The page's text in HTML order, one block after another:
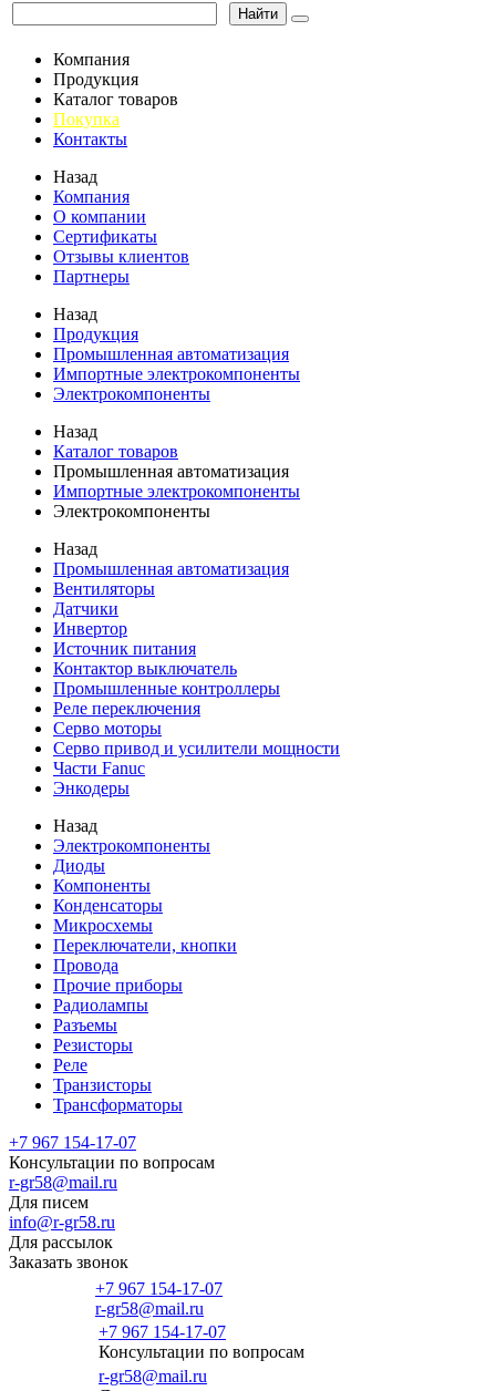
Найти
Компания
Продукция
Каталог товаров
Покупка
Контакты
Назад
Компания
О компании
Сертификаты
Отзывы клиентов
Партнеры
Назад
Продукция
Промышленная автоматизация
Импортные электрокомпоненты
Электрокомпоненты
Назад
Каталог товаров
Промышленная автоматизация
Импортные электрокомпоненты
Электрокомпоненты
Назад
Промышленная автоматизация
Вентиляторы
Датчики
Инвертор
Источник питания
Контактор выключатель
Промышленные контроллеры
Реле переключения
Серво моторы
Серво привод и усилители мощности
Части Fanuc
Энкодеры
Назад
Электрокомпоненты
Диоды
Компоненты
Конденсаторы
Микросхемы
Переключатели, кнопки
Провода
Прочие приборы
Радиолампы
Разъемы
Резисторы
Реле
Транзисторы
Трансформаторы
+7 967 154-17-07
Консультации по вопросам
r-gr58@mail.ru
Для писем
info@r-gr58.ru
Для рассылок
Заказать звонок
+7 967 154-17-07
r-gr58@mail.ru
+7 967 154-17-07
Консультации по вопросам
r-gr58@mail.ru